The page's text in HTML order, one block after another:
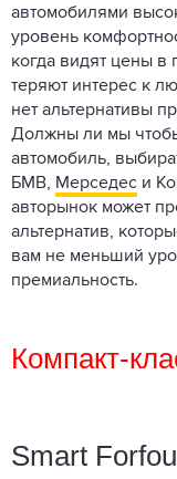
автомобилями
уровень
когда видят цены в
теряют интерес к
нет альтернативы
Должны ли мы
автомобиль,
БМВ, Мерседес и
авторынок может
альтернатив,
вам не меньший
премиальность.
Компакт-
Smart